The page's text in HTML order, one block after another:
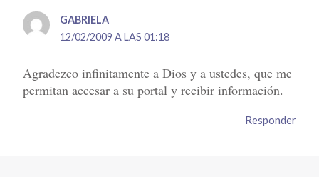
GABRIELA
12/02/2009 A LAS 01:18
Agradezco infinitamente a Dios y a ustedes, que me
permitan accesar a su portal y recibir información.
Responder